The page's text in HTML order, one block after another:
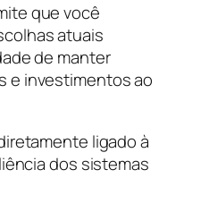
que você
atuais
de manter
e investimentos ao
ligado à
dos sistemas